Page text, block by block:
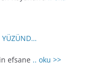
YÜZÜND…
efsane .. oku >>